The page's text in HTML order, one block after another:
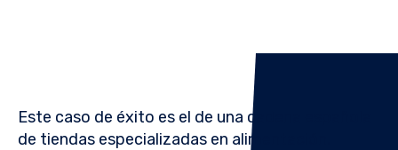
Este caso de éxito es el de una cadena española
de tiendas especializadas en alimentación.